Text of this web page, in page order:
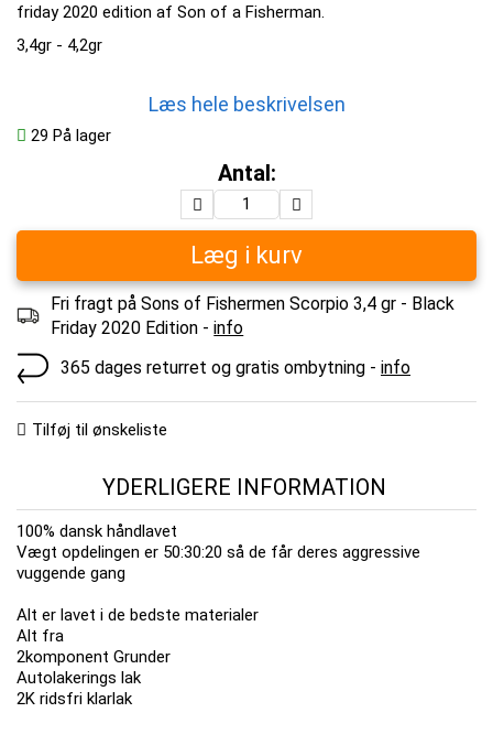
friday 2020 edition af Son of a Fisherman.
3,4gr - 4,2gr
Læs hele beskrivelsen
29 På lager
Antal:
Læg i kurv
Fri fragt på Sons of Fishermen Scorpio 3,4 gr - Black
Friday 2020 Edition -info
365 dages returret og gratis ombytning - info
Tilføj til ønskeliste
YDERLIGERE INFORMATION
100% dansk håndlavet
Vægt opdelingen er 50:30:20 så de får deres aggressive
vuggende gang
Alt er lavet i de bedste materialer
Alt fra
2komponent Grunder
Autolakerings lak
2K ridsfri klarlak